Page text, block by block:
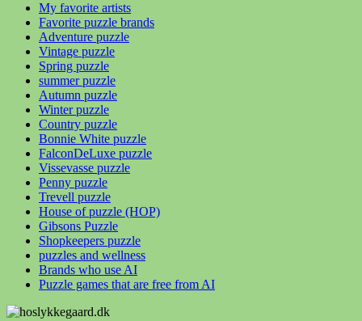
My favorite artists
Favorite puzzle brands
Adventure puzzle
Vintage puzzle
Spring puzzle
summer puzzle
Autumn puzzle
Winter puzzle
Country puzzle
Bonnie White puzzle
FalconDeLuxe puzzle
Vissevasse puzzle
Penny puzzle
Trevell puzzle
House of puzzle (HOP)
Gibsons Puzzle
Shopkeepers puzzle
puzzles and wellness
Brands who use AI
Puzzle games that are free from AI